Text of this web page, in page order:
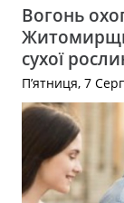
Вогонь
сухої
П’ятниця, 7